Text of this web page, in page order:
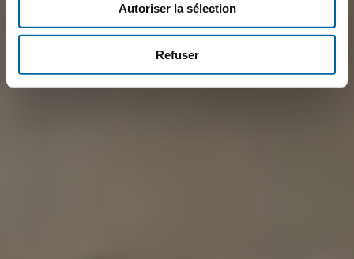
Autoriser la sélection
Refuser